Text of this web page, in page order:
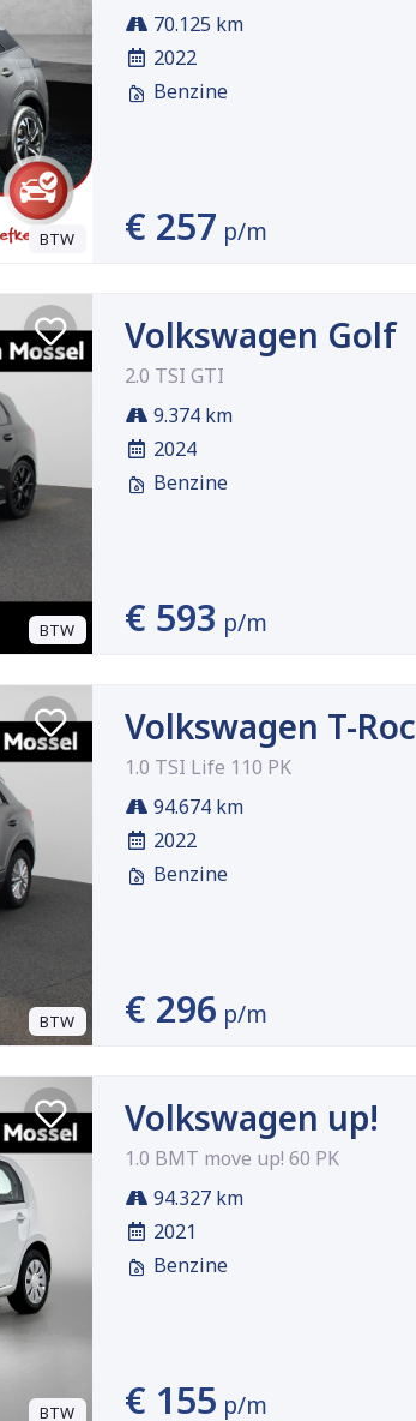
BTW
70.125 km
2022
Benzine
€ 257 p/m
BTW
Volkswagen Golf
2.0 TSI GTI
9.374 km
2024
Benzine
€ 593 p/m
BTW
Volkswagen T-Roc
1.0 TSI Life 110 PK
94.674 km
2022
Benzine
€ 296 p/m
BTW
Volkswagen up!
1.0 BMT move up! 60 PK
94.327 km
2021
Benzine
€ 155 p/m